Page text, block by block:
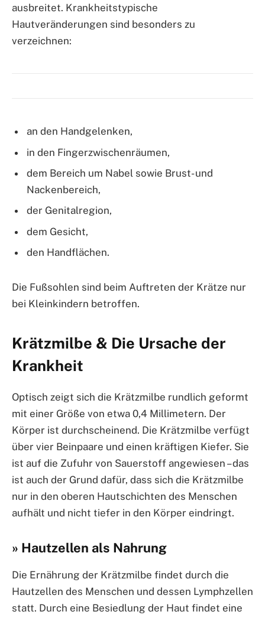
ausbreitet. Krankheitstypische
Hautveränderungen sind besonders zu
verzeichnen:
an den Handgelenken,
in den Fingerzwischenräumen,
dem Bereich um Nabel sowie Brust- und
Nackenbereich,
der Genitalregion,
dem Gesicht,
den Handflächen.
Die Fußsohlen sind beim Auftreten der Krätze nur
bei Kleinkindern betroffen.
Krätzmilbe & Die Ursache der
Krankheit
Optisch zeigt sich die Krätzmilbe rundlich geformt
mit einer Größe von etwa 0,4 Millimetern. Der
Körper ist durchscheinend. Die Krätzmilbe verfügt
über vier Beinpaare und einen kräftigen Kiefer. Sie
ist auf die Zufuhr von Sauerstoff angewiesen – das
ist auch der Grund dafür, dass sich die Krätzmilbe
nur in den oberen Hautschichten des Menschen
aufhält und nicht tiefer in den Körper eindringt.
» Hautzellen als Nahrung
Die Ernährung der Krätzmilbe findet durch die
Hautzellen des Menschen und dessen Lymphzellen
statt. Durch eine Besiedlung der Haut findet eine